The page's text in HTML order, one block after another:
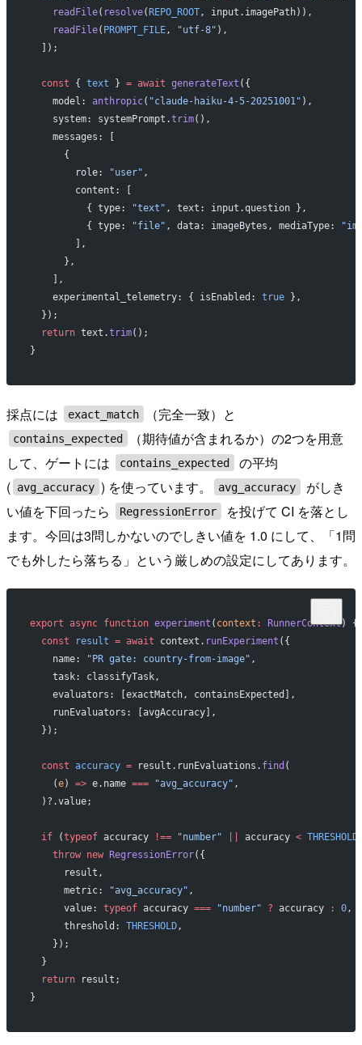
    readFile
( resolve(REPO_ROOT, input.imagePath)),
    readFile
( PROMPT_FILE, "utf-8" ),
  ]);
  const
{ text } = await generateText ({
    model:
anthropic( "claude-haiku-4-5-20251001" ),
    system: systemPrompt.
trim(),
    messages: [
      {
        role:
"user" ,
        content: [
          { type:
"text" , text: input.question },
          { type:
"file" , data: imageBytes, mediaType:
        ],
      },
    ],
    experimental_telemetry: { isEnabled:
true },
  });
  return
text.trim();
}
採点には exact_match （完全一致）と
contains_expected
（期待値が含まれるか）の2つを用意
して、ゲートには
contains_expected
の平均
( avg_accuracy ) を使っています。 avg_accuracy
がしき
い値を下回ったら
RegressionError
を投げて CI を落とし
ます。今回は3問しかないのでしきい値を 1.0 にして、「1問
でも外したら落ちる」という厳しめの設定にしてあります。
export async function experiment ( context : RunnerContext) {
  const
result = await context. runExperiment ({
    name:
"PR gate: country-from-image" ,
    task: classifyTask,
    evaluators: [exactMatch, containsExpected],
    runEvaluators: [avgAccuracy],
  });
  const
accuracy = result.runEvaluations. find (
    (
e) => e.name === "avg_accuracy" ,
  )?.value;
  if
(typeof accuracy !== "number" accuracy < THRESHOLD
    throw
new RegressionError({
      result,
      metric:
"avg_accuracy" ,
      value:
typeof accuracy === "number" ? accuracy : 0,
      threshold:
THRESHOLD,
    });
  }
  return
result;
}